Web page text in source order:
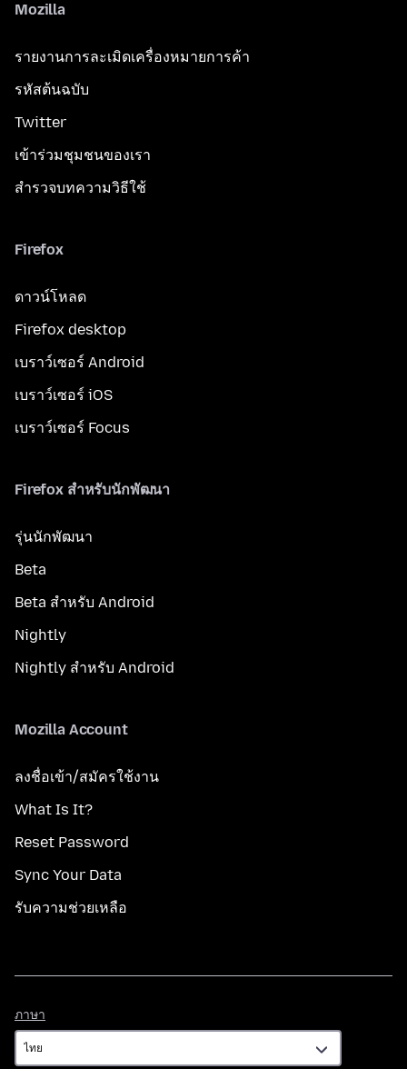
Mozilla
รายงานการละเมิดเครื่องหมายการค้า
รหัสต้นฉบับ
Twitter
เข้าร่วมชุมชนของเรา
สำรวจบทความวิธีใช้
Firefox
ดาวน์โหลด
Firefox desktop
เบราว์เซอร์ Android
เบราว์เซอร์ iOS
เบราว์เซอร์ Focus
Firefox สำหรับนักพัฒนา
รุ่นนักพัฒนา
Beta
Beta สำหรับ Android
Nightly
Nightly สำหรับ Android
Mozilla Account
ลงชื่อเข้า/สมัครใช้งาน
What Is It?
Reset Password
Sync Your Data
รับความช่วยเหลือ
ภาษา